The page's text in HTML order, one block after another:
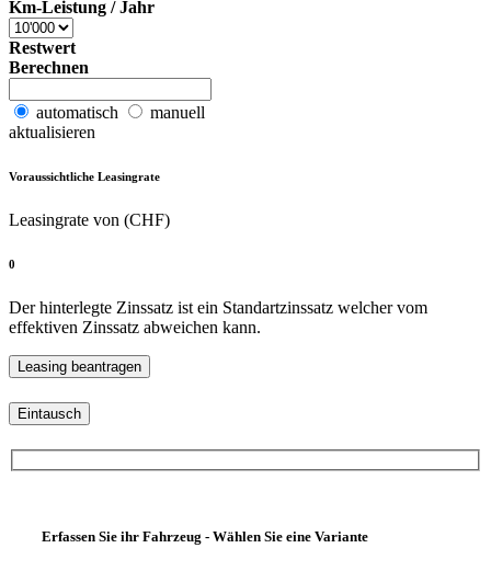
Km-Leistung / Jahr
Restwert
Berechnen
automatisch
manuell
aktualisieren
Voraussichtliche Leasingrate
Leasingrate von (CHF)
0
Der hinterlegte Zinssatz ist ein Standartzinssatz welcher vom
effektiven Zinssatz abweichen kann.
Eintausch
Erfassen Sie ihr Fahrzeug - Wählen Sie eine Variante